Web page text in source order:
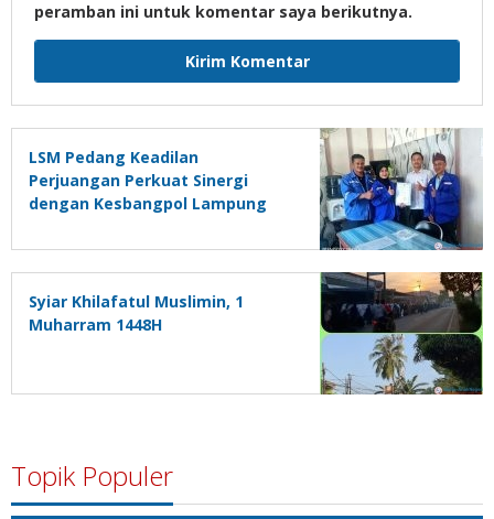
peramban ini untuk komentar saya berikutnya.
LSM Pedang Keadilan
Perjuangan Perkuat Sinergi
dengan Kesbangpol Lampung
Syiar Khilafatul Muslimin, 1
Muharram 1448H
Topik Populer